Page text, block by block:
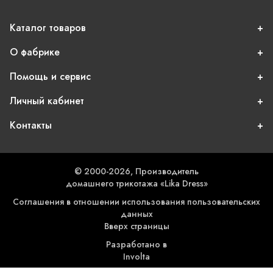
Каталог товаров
О фабрике
Помощь и сервис
Личный кабинет
Контакты
© 2000-2026, Производитель
домашнего трикотажа «Lika Dress»
Соглашения в отношении использования пользовательских
данных
Вверх страницы
Разработано в
Involta